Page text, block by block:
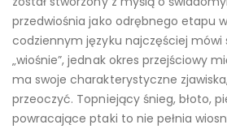
przedwiośnia jako odrębnego etapu
codziennym języku najczęściej mówi
„wiośnie”, jednak okres przejściowy
ma swoje charakterystyczne
przeoczyć. Topniejący śnieg, błoto,
powracające ptaki to nie pełnia